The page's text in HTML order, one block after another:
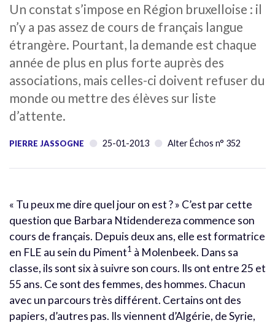
Un constat s’impose en Région bruxelloise : il
n’y a pas assez de cours de français langue
étrangère. Pourtant, la demande est chaque
année de plus en plus forte auprès des
associations, mais celles-ci doivent refuser du
monde ou mettre des élèves sur liste
d’attente.
PIERRE JASSOGNE 25-01-2013 Alter Échos n° 352
« Tu peux me dire quel jour on est ? » C’est par cette
question que Barbara Ntidendereza commence son
cours de français. Depuis deux ans, elle est formatrice
en FLE au sein du Piment1 à Molenbeek. Dans sa
classe, ils sont six à suivre son cours. Ils ont entre 25 et
55 ans. Ce sont des femmes, des hommes. Chacun
avec un parcours très différent. Certains ont des
papiers, d’autres pas. Ils viennent d’Algérie, de Syrie,